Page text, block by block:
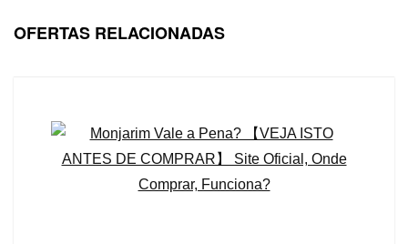
OFERTAS RELACIONADAS